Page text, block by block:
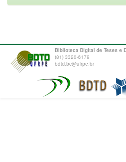
Biblioteca Digital de Teses e
(81) 3320-6179
bdtd.bc@ufrpe.br